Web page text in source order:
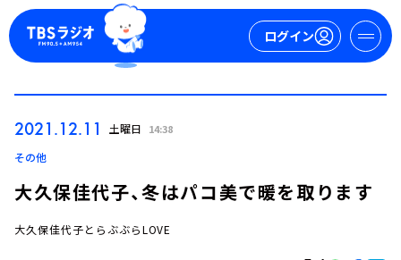
ログイン
2021.12.11 土曜日 14:38
その他
大久保佳代子、冬はパコ美で暖を取ります
大久保佳代子とらぶぶらLOVE